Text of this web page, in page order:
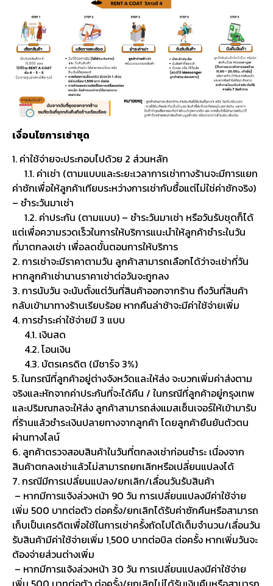
เงื่อนไขการเช่าชุด
1. ค่าใช้จ่ายจะประกอบไปด้วย 2 ส่วนหลัก
1.1. ค่าเช่า (ตามแบบและระยะเวลาการเช่าทางร้านจะมีการแยก
ค่าซักเพื่อให้ลูกค้าเทียบระหว่างการเช่ากับซื้อแต่ไม่ใช่ค่าซักจริง)
– ชำระวันมาเช่า
1.2. ค่าประกัน (ตามแบบ) – ชำระวันมาเช่า หรือวันรับชุดก็ได้
แต่เพื่อความรวดเร็วในการให้บริการแนะนำให้ลูกค้าชำระในวัน
ที่มาตกลงเช่า เพื่อลดขั้นตอนการให้บริการ
2. การเช่าจะมีราคาตามวัน ลูกค้าสามารถเลือกได้ว่าจะเช่ากี่วัน
หากลูกค้าเช่านานราคาเช่าต่อวันจะถูกลง
3. การนับวัน จะนับตั้งแต่วันที่สินค้าออกจากร้าน ถึงวันที่สินค้า
กลับเข้ามาทางร้านเรียบร้อย หากคืนล่าช้าจะมีค่าใช้จ่ายเพิ่ม
4. การชำระค่าใช้จ่ายมี 3 แบบ
4.1. เงินสด
4.2. โอนเงิน
4.3. บัตรเครดิต (มีชาร์จ 3%)
5. ในกรณีที่ลูกค้าอยู่ต่างจังหวัดและให้ส่ง จะบวกเพิ่มค่าส่งตาม
จริงและหักจากค่าประกันที่จะได้คืน / ในกรณีที่ลูกค้าอยู่กรุงเทพ
และปริมณฑลจะให้ส่ง ลูกค้าสามารถส่งแมสเซ็นเจอร์ให้เข้ามารับ
ที่ร้านแล้วชำระเงินปลายทางจากลูกค้า โดยลูกค้ายืนยันตัวตน
ผ่านทางไลน์
6. ลูกค้าตรวจสอบสินค้าในวันที่ตกลงเช่าก่อนชำระ เนื่องจาก
สินค้าตกลงเช่าแล้วไม่สามารถยกเลิกหรือเปลี่ยนแปลงได้
7. กรณีมีการเปลี่ยนแปลง/ยกเลิก/เลื่อนวันรับสินค้า
– หากมีการแจ้งล่วงหน้า 90 วัน การเปลี่ยนแปลงมีค่าใช้จ่าย
เพิ่ม 500 บาทต่อตัว ต่อครั้ง/ยกเลิกได้รับค่าซักคืนหรือสามารถ
เก็บเป็นเครดิตเพื่อใช้ในการเช่าครั้งถัดไปได้เต็มจำนวน/เลื่อนวัน
รับสินค้ามีค่าใช้จ่ายเพิ่ม 1,500 บาทต่อบิล ต่อครั้ง หากเพิ่มวันจะ
ต้องจ่ายส่วนต่างเพิ่ม
– หากมีการแจ้งล่วงหน้า 30 วัน การเปลี่ยนแปลงมีค่าใช้จ่าย